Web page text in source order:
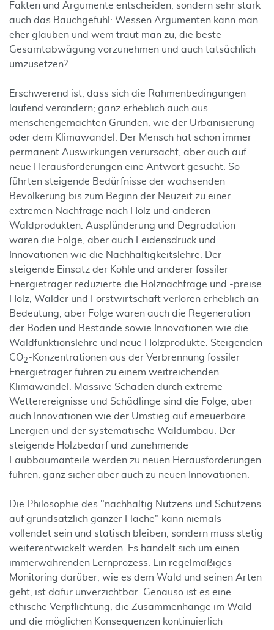
Fakten und Argumente entscheiden, sondern sehr stark
auch das Bauchgefühl: Wessen Argumenten kann man
eher glauben und wem traut man zu, die beste
Gesamtabwägung vorzunehmen und auch tatsächlich
umzusetzen?
Erschwerend ist, dass sich die Rahmenbedingungen
laufend verändern; ganz erheblich auch aus
menschengemachten Gründen, wie der Urbanisierung
oder dem Klimawandel. Der Mensch hat schon immer
permanent Auswirkungen verursacht, aber auch auf
neue Herausforderungen eine Antwort gesucht: So
führten steigende Bedürfnisse der wachsenden
Bevölkerung bis zum Beginn der Neuzeit zu einer
extremen Nachfrage nach Holz und anderen
Waldprodukten. Ausplünderung und Degradation
waren die Folge, aber auch Leidensdruck und
Innovationen wie die Nachhaltigkeitslehre. Der
steigende Einsatz der Kohle und anderer fossiler
Energieträger reduzierte die Holznachfrage und -preise.
Holz, Wälder und Forstwirtschaft verloren erheblich an
Bedeutung, aber Folge waren auch die Regeneration
der Böden und Bestände sowie Innovationen wie die
Waldfunktionslehre und neue Holzprodukte. Steigenden
CO2-Konzentrationen aus der Verbrennung fossiler
Energieträger führen zu einem weitreichenden
Klimawandel. Massive Schäden durch extreme
Wetterereignisse und Schädlinge sind die Folge, aber
auch Innovationen wie der Umstieg auf erneuerbare
Energien und der systematische Waldumbau. Der
steigende Holzbedarf und zunehmende
Laubbaumanteile werden zu neuen Herausforderungen
führen, ganz sicher aber auch zu neuen Innovationen.
Die Philosophie des "nachhaltig Nutzens und Schützens
auf grundsätzlich ganzer Fläche" kann niemals
vollendet sein und statisch bleiben, sondern muss stetig
weiterentwickelt werden. Es handelt sich um einen
immerwährenden Lernprozess. Ein regelmäßiges
Monitoring darüber, wie es dem Wald und seinen Arten
geht, ist dafür unverzichtbar. Genauso ist es eine
ethische Verpflichtung, die Zusammenhänge im Wald
und die möglichen Konsequenzen kontinuierlich